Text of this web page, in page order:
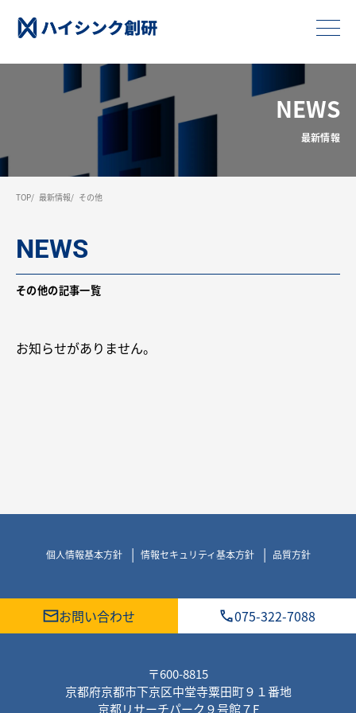
NEWS
最新情報
TOP 最新情報 その他
NEWS
その他の記事一覧
お知らせがありません。
個人情報基本方針 情報セキュリティ基本方針 品質方針
お問い合わせ 075-322-7088
〒600-8815
京都府京都市下京区中堂寺粟田町９１番地
京都リサーチパーク９号館７F